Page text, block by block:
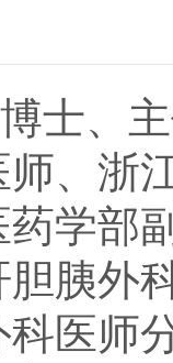
士、
、浙
学部
胆胰外
医师